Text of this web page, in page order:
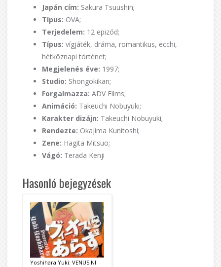
Japán cím: Sakura Tsuushin;
Típus: OVA;
Terjedelem: 12 epizód;
Típus: vígjáték, dráma, romantikus, ecchi,
hétköznapi történet;
Megjelenés éve: 1997;
Studio: Shongokikan;
Forgalmazza: ADV Films;
Animáció: Takeuchi Nobuyuki;
Karakter dizájn: Takeuchi Nobuyuki;
Rendezte: Okajima Kunitoshi;
Zene: Hagita Mitsuo;
Vágó: Terada Kenji
Hasonló bejegyzések
Yoshihara Yuki: VENUS NI